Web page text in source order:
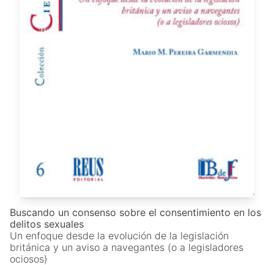
Buscando un consenso sobre el consentimiento en los
delitos sexuales
Un enfoque desde la evolución de la legislación
británica y un aviso a navegantes (o a legisladores
ociosos)